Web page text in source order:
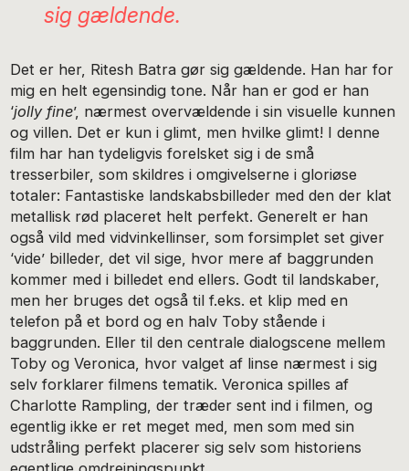
sig gældende.
Det er her, Ritesh Batra gør sig gældende. Han har for
mig en helt egensindig tone. Når han er god er han
‘jolly fine’, nærmest overvældende i sin visuelle kunnen
og villen. Det er kun i glimt, men hvilke glimt! I denne
film har han tydeligvis forelsket sig i de små
tresserbiler, som skildres i omgivelserne i gloriøse
totaler: Fantastiske landskabsbilleder med den der klat
metallisk rød placeret helt perfekt. Generelt er han
også vild med vidvinkellinser, som forsimplet set giver
‘vide’ billeder, det vil sige, hvor mere af baggrunden
kommer med i billedet end ellers. Godt til landskaber,
men her bruges det også til f.eks. et klip med en
telefon på et bord og en halv Toby stående i
baggrunden. Eller til den centrale dialogscene mellem
Toby og Veronica, hvor valget af linse nærmest i sig
selv forklarer filmens tematik. Veronica spilles af
Charlotte Rampling, der træder sent ind i filmen, og
egentlig ikke er ret meget med, men som med sin
udstråling perfekt placerer sig selv som historiens